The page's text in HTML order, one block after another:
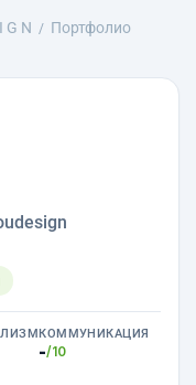
G N
Портфолио
КОММУНИКАЦИЯ
-/10